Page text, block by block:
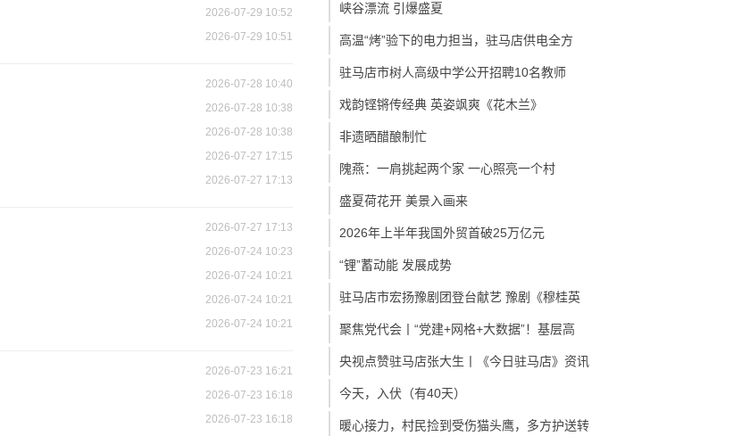
2026-07-29 10:52
2026-07-29 10:51
2026-07-28 10:40
2026-07-28 10:38
2026-07-28 10:38
2026-07-27 17:15
2026-07-27 17:13
2026-07-27 17:13
2026-07-24 10:23
2026-07-24 10:21
2026-07-24 10:21
2026-07-24 10:21
2026-07-23 16:21
2026-07-23 16:18
2026-07-23 16:18
峡谷漂流 引爆盛夏
高温“烤”验下的电力担当，驻马店供电全方
驻马店市树人高级中学公开招聘10名教师
戏韵铿锵传经典 英姿飒爽《花木兰》
非遗晒醋酿制忙
隗燕：一肩挑起两个家 一心照亮一个村
盛夏荷花开 美景入画来
2026年上半年我国外贸首破25万亿元
“锂”蓄动能 发展成势
驻马店市宏扬豫剧团登台献艺 豫剧《穆桂英
聚焦党代会丨“党建+网格+大数据”！基层高
央视点赞驻马店张大生丨《今日驻马店》资讯
今天，入伏（有40天）
暖心接力，村民捡到受伤猫头鹰，多方护送转